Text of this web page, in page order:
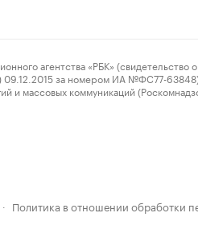
«РБК» (свидетельство о
за номером ИА №ФС77-
и массовых коммуникаций
· Политика в отношении обработки